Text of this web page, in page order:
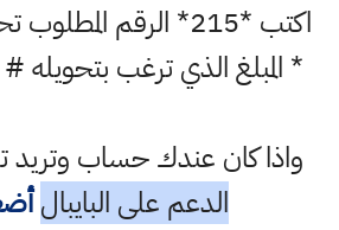
اكتب *215* الرقم
* المبلغ الذي ترغب بتحويله
واذا كان عندك حساب وتريد
الدعم على البايبال